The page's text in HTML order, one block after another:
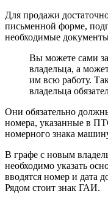
Для продажи
письменной форме,
необходимые
Вы можете сами
владельца, а
им всю работу.
владельца
Они обязательно
номера, указанные в
номерного знака
В графе с новым
необходимо указать
вводятся номер и дата
Рядом стоит знак ГАИ.